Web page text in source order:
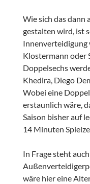
Wie sich das dann
gestalten wird, ist
Innenverteidigung
Klostermann oder
Doppelsechs
Khedira, Diego
Wobei eine
erstaunlich wäre,
Saison bisher auf
14 Minuten
In Frage steht
wäre hier eine